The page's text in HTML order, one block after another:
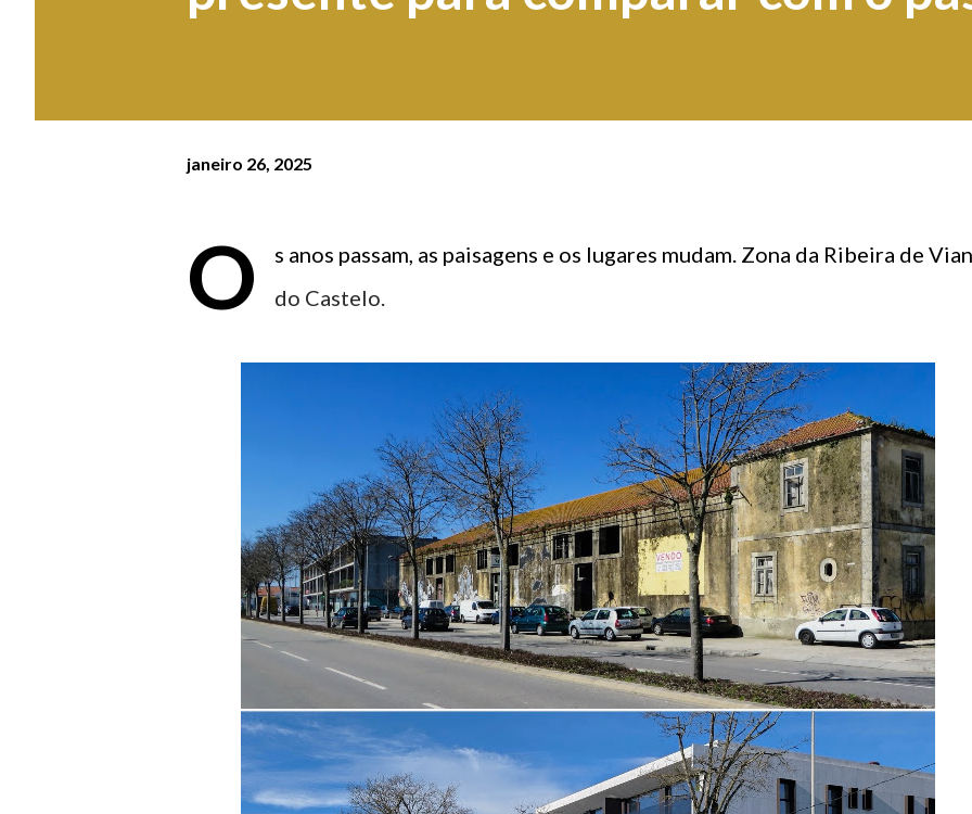
janeiro 26, 2025
O
s anos passam, as paisagens e os lugares mudam. Zona da Ribeira de
do Castelo.